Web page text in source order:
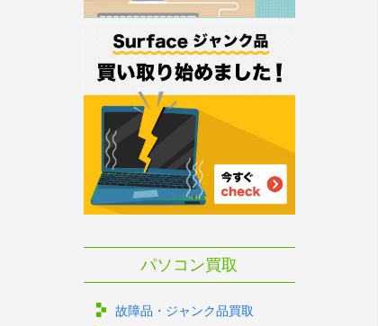
パソコン買取
故障品・ジャンク品買取